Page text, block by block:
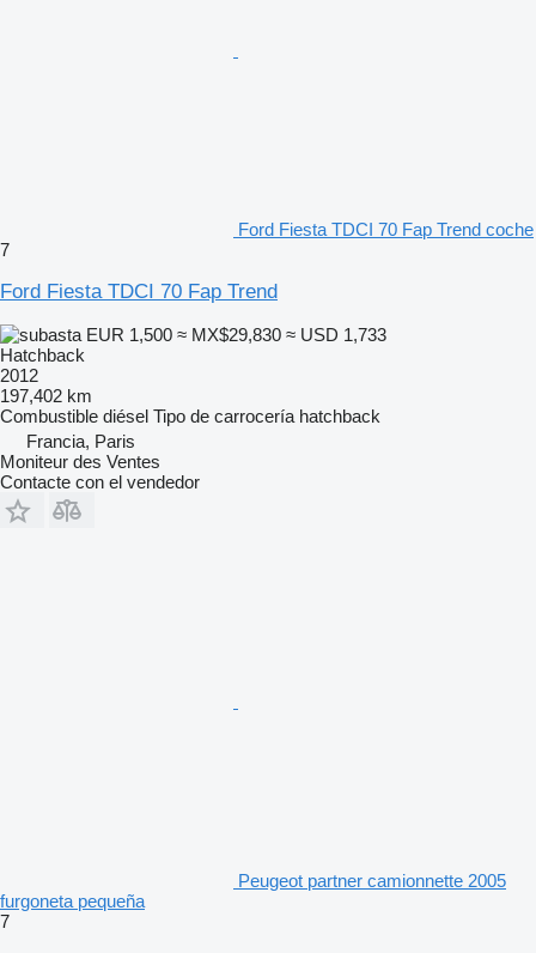
Ford Fiesta TDCI 70 Fap Trend coche
7
Ford Fiesta TDCI 70 Fap Trend
EUR 1,500 ≈ MX$29,830 ≈ USD 1,733
Hatchback
2012
197,402 km
Combustible diésel Tipo de carrocería hatchback
Francia, Paris
Moniteur des Ventes
Contacte con el vendedor
Peugeot partner camionnette 2005
furgoneta pequeña
7